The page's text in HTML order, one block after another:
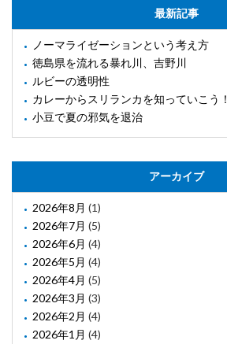
最新記事
ノーマライゼーションという考え方
徳島県を流れる暴れ川、吉野川
ルビーの透明性
カレーからスリランカを知っていこう！
小豆で夏の邪気を退治
アーカイブ
2026年8月 (1)
2026年7月 (5)
2026年6月 (4)
2026年5月 (4)
2026年4月 (5)
2026年3月 (3)
2026年2月 (4)
2026年1月 (4)